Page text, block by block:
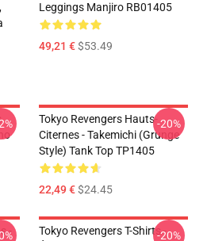
Leggings Manjiro RB01405
49,21 €$53.49
Tokyo Revengers Hauts-
Citernes - Takemichi (Grunge
Style) Tank Top TP1405
22,49 €$24.45
-20%
-
Tokyo Revengers T-Shirts --20%